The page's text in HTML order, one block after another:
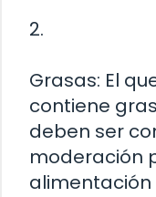
2.
Grasas: El
contiene
deben ser
moderación
alimentación